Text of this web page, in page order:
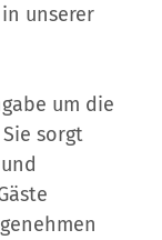
unserer
um die
sorgt